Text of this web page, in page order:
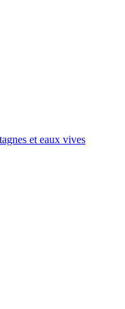
et eaux vives